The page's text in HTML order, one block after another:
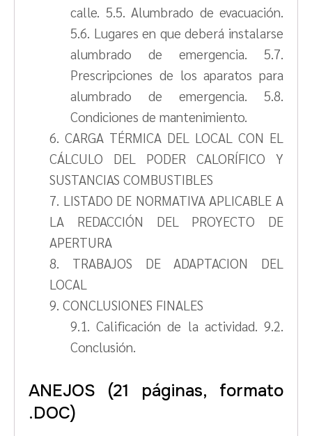
calle. 5.5. Alumbrado de evacuación.
5.6. Lugares en que deberá instalarse
alumbrado de emergencia. 5.7.
Prescripciones de los aparatos para
alumbrado de emergencia. 5.8.
Condiciones de mantenimiento.
6. CARGA TÉRMICA DEL LOCAL CON EL
CÁLCULO DEL PODER CALORÍFICO Y
SUSTANCIAS COMBUSTIBLES
7. LISTADO DE NORMATIVA APLICABLE A
LA REDACCIÓN DEL PROYECTO DE
APERTURA
8. TRABAJOS DE ADAPTACION DEL
LOCAL
9. CONCLUSIONES FINALES
9.1. Calificación de la actividad. 9.2.
Conclusión.
ANEJOS (21 páginas, formato
.DOC)